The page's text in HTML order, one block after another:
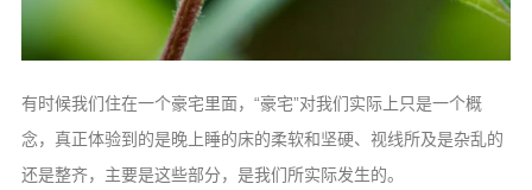
有时候我们住在一个豪宅里面，“豪宅”对我们实际上只是一个概
念，真正体验到的是晚上睡的床的柔软和坚硬、视线所及是杂乱的
还是整齐，主要是这些部分，是我们所实际发生的。